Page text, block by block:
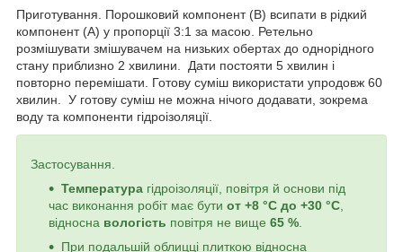
Приготування. Порошковий компонент (В) всипати в рідкий
компонент (А) у пропорції 3:1 за масою. Ретельно
розмішувати змішувачем на низьких обертах до однорідного
стану приблизно 2 хвилини. Дати постояти 5 хвилин і
повторно перемішати. Готову суміш використати упродовж 60
хвилин. У готову суміш не можна нічого додавати, зокрема
воду та компоненти гідроізоляції.
Застосування.
Температура гідроізоляції, повітря й основи під
час виконання робіт має бути от +8 °С до +30 °С,
відносна вологість повітря не вище 65 %.
При подальшій облицці плиткою відносна